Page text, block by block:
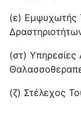
(ε) Εμψυχωτής
(στ) Υπηρεσίες
(ζ) Στέλεχος